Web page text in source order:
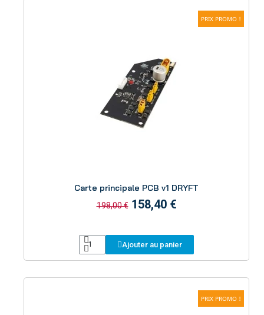
PRIX PROMO !
Carte principale PCB v1 DRYFT
198,00 € 158,40 €
Ajouter au panier
PRIX PROMO !